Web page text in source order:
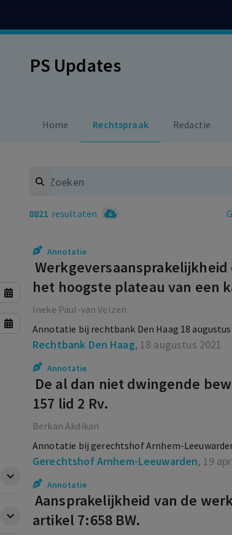
PS Updates
Home Rechtspraak Redactie
Search
8821 resultaten
Annotatie
het hoogste plateau van een
Ineke Paul-van Velzen
Annotatie bij rechtbank Den Haag 18 augustus
Rechtbank Den Haag, 18 augustus 2021
Annotatie
De al dan niet dwingende
157 lid 2 Rv.
Berkan Akdikan
Annotatie bij gerechtshof Arnhem-Leeuwarden
Gerechtshof Arnhem-Leeuwarden, 19
Annotatie
Aansprakelijkheid van de
artikel 7:658 BW.